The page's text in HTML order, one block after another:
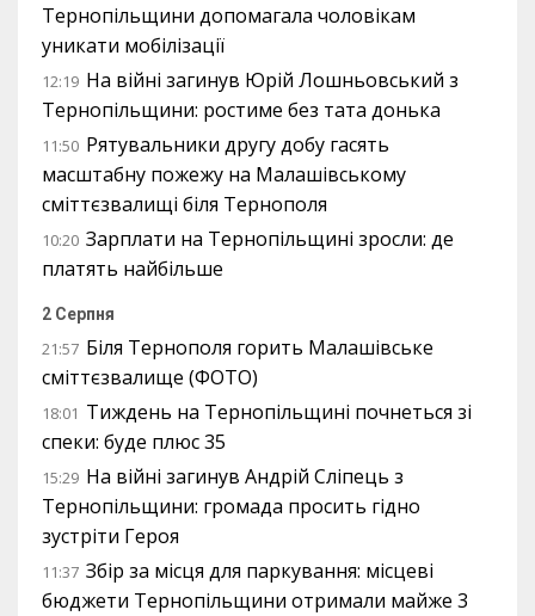
Тернопільщини допомагала чоловікам
уникати мобілізації
12:19 На війні загинув Юрій Лошньовський з
Тернопільщини: ростиме без тата донька
11:50 Рятувальники другу добу гасять
масштабну пожежу на Малашівському
сміттєзвалищі біля Тернополя
10:20 Зарплати на Тернопільщині зросли: де
платять найбільше
2 Серпня
21:57 Біля Тернополя горить Малашівське
сміттєзвалище (ФОТО)
18:01 Тиждень на Тернопільщині почнеться зі
спеки: буде плюс 35
15:29 На війні загинув Андрій Сліпець з
Тернопільщини: громада просить гідно
зустріти Героя
11:37 Збір за місця для паркування: місцеві
бюджети Тернопільщини отримали майже 3